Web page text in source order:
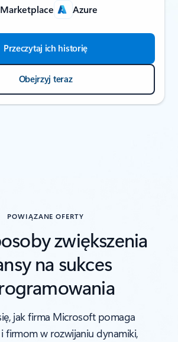
slajd
Azure
Przeczytaj ich historię
Obejrzyj teraz
POWIĄZANE OFERTY
zwiększenia
na sukces
jak firma Microsoft pomaga
firmom w rozwijaniu dynamiki,